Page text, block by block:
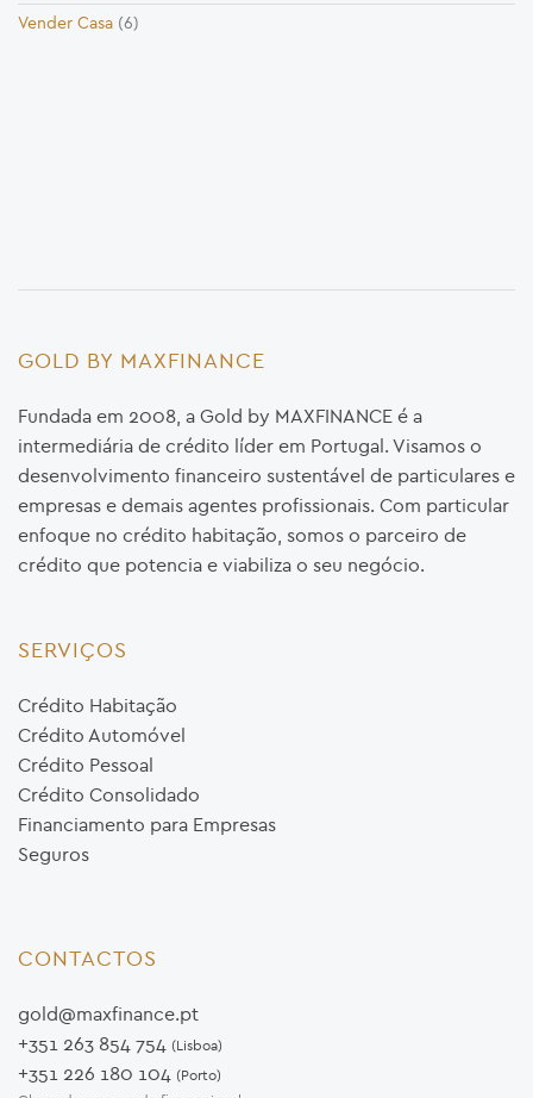
Vender Casa (6)
GOLD BY MAXFINANCE
Fundada em 2008, a Gold by MAXFINANCE é a
intermediária de crédito líder em Portugal. Visamos o
desenvolvimento financeiro sustentável de particulares e
empresas e demais agentes profissionais. Com particular
enfoque no crédito habitação, somos o parceiro de
crédito que potencia e viabiliza o seu negócio.
SERVIÇOS
Crédito Habitação
Crédito Automóvel
Crédito Pessoal
Crédito Consolidado
Financiamento para Empresas
Seguros
CONTACTOS
gold@maxfinance.pt
+351 263 854 754 (Lisboa)
+351 226 180 104 (Porto)